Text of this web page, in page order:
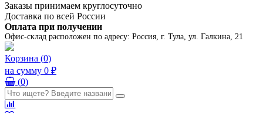
Заказы принимаем круглосуточно
Доставка по всей России
Оплата при получении
Офис-склад расположен по адресу: Россия, г. Тула, ул. Галкина, 21
Корзина (0)
на сумму 0 ₽
(0)